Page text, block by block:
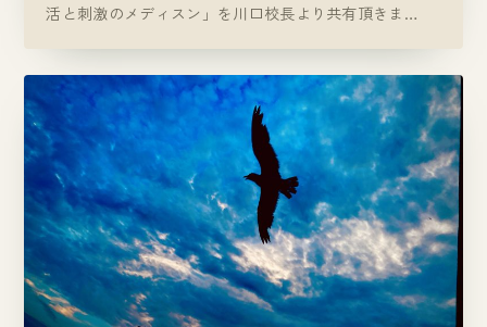
活と刺激のメディスン」を川口校長より共有頂きま…